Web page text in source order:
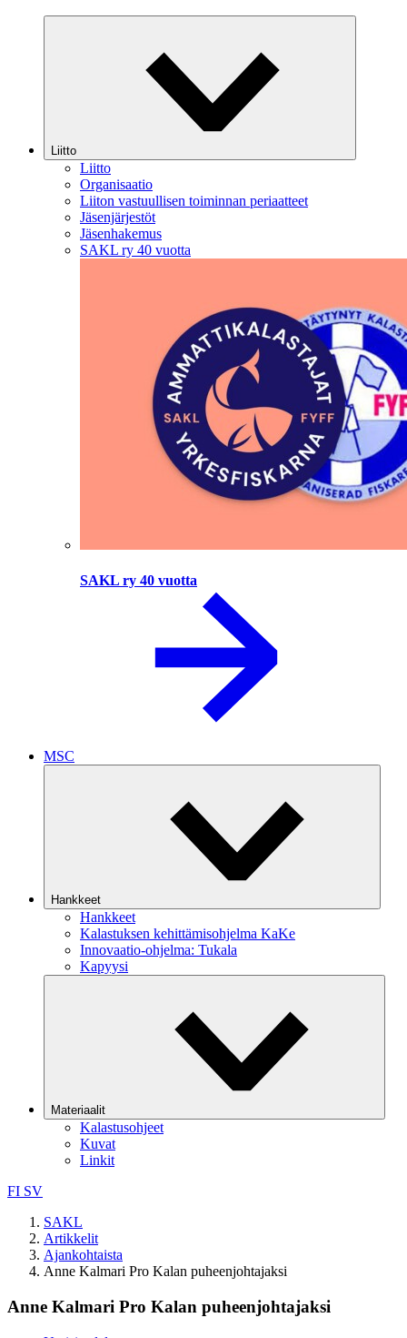
Liitto
Liitto
Organisaatio
Liiton vastuullisen toiminnan periaatteet
Jäsenjärjestöt
Jäsenhakemus
SAKL ry 40 vuotta
SAKL ry 40 vuotta
MSC
Hankkeet
Hankkeet
Kalastuksen kehittämisohjelma KaKe
Innovaatio-ohjelma: Tukala
Kapyysi
Materiaalit
Kalastusohjeet
Kuvat
Linkit
FI SV
SAKL
Artikkelit
Ajankohtaista
Anne Kalmari Pro Kalan puheenjohtajaksi
Anne Kalmari Pro Kalan puheenjohtajaksi